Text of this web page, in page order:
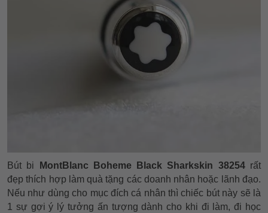
Bút bi MontBlanc Boheme Black Sharkskin 38254 rất
đẹp thích hợp làm quà tặng các doanh nhân hoặc lãnh đạo.
Nếu như dùng cho mục đích cá nhân thì chiếc bút này sẽ là
1 sự gợi ý lý tưởng ấn tượng dành cho khi đi làm, đi học